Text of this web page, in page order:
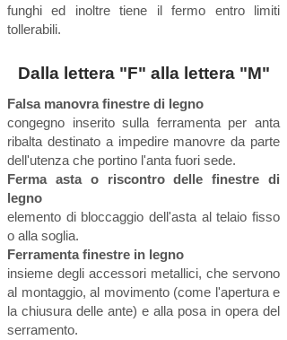
funghi ed inoltre tiene il fermo entro limiti
tollerabili.
Dalla lettera "F" alla lettera "M"
Falsa manovra finestre di legno
congegno inserito sulla ferramenta per anta
ribalta destinato a impedire manovre da parte
dell'utenza che portino l'anta fuori sede.
Ferma asta o riscontro delle finestre di
legno
elemento di bloccaggio dell'asta al telaio fisso
o alla soglia.
Ferramenta finestre in legno
insieme degli accessori metallici, che servono
al montaggio, al movimento (come l'apertura e
la chiusura delle ante) e alla posa in opera del
serramento.